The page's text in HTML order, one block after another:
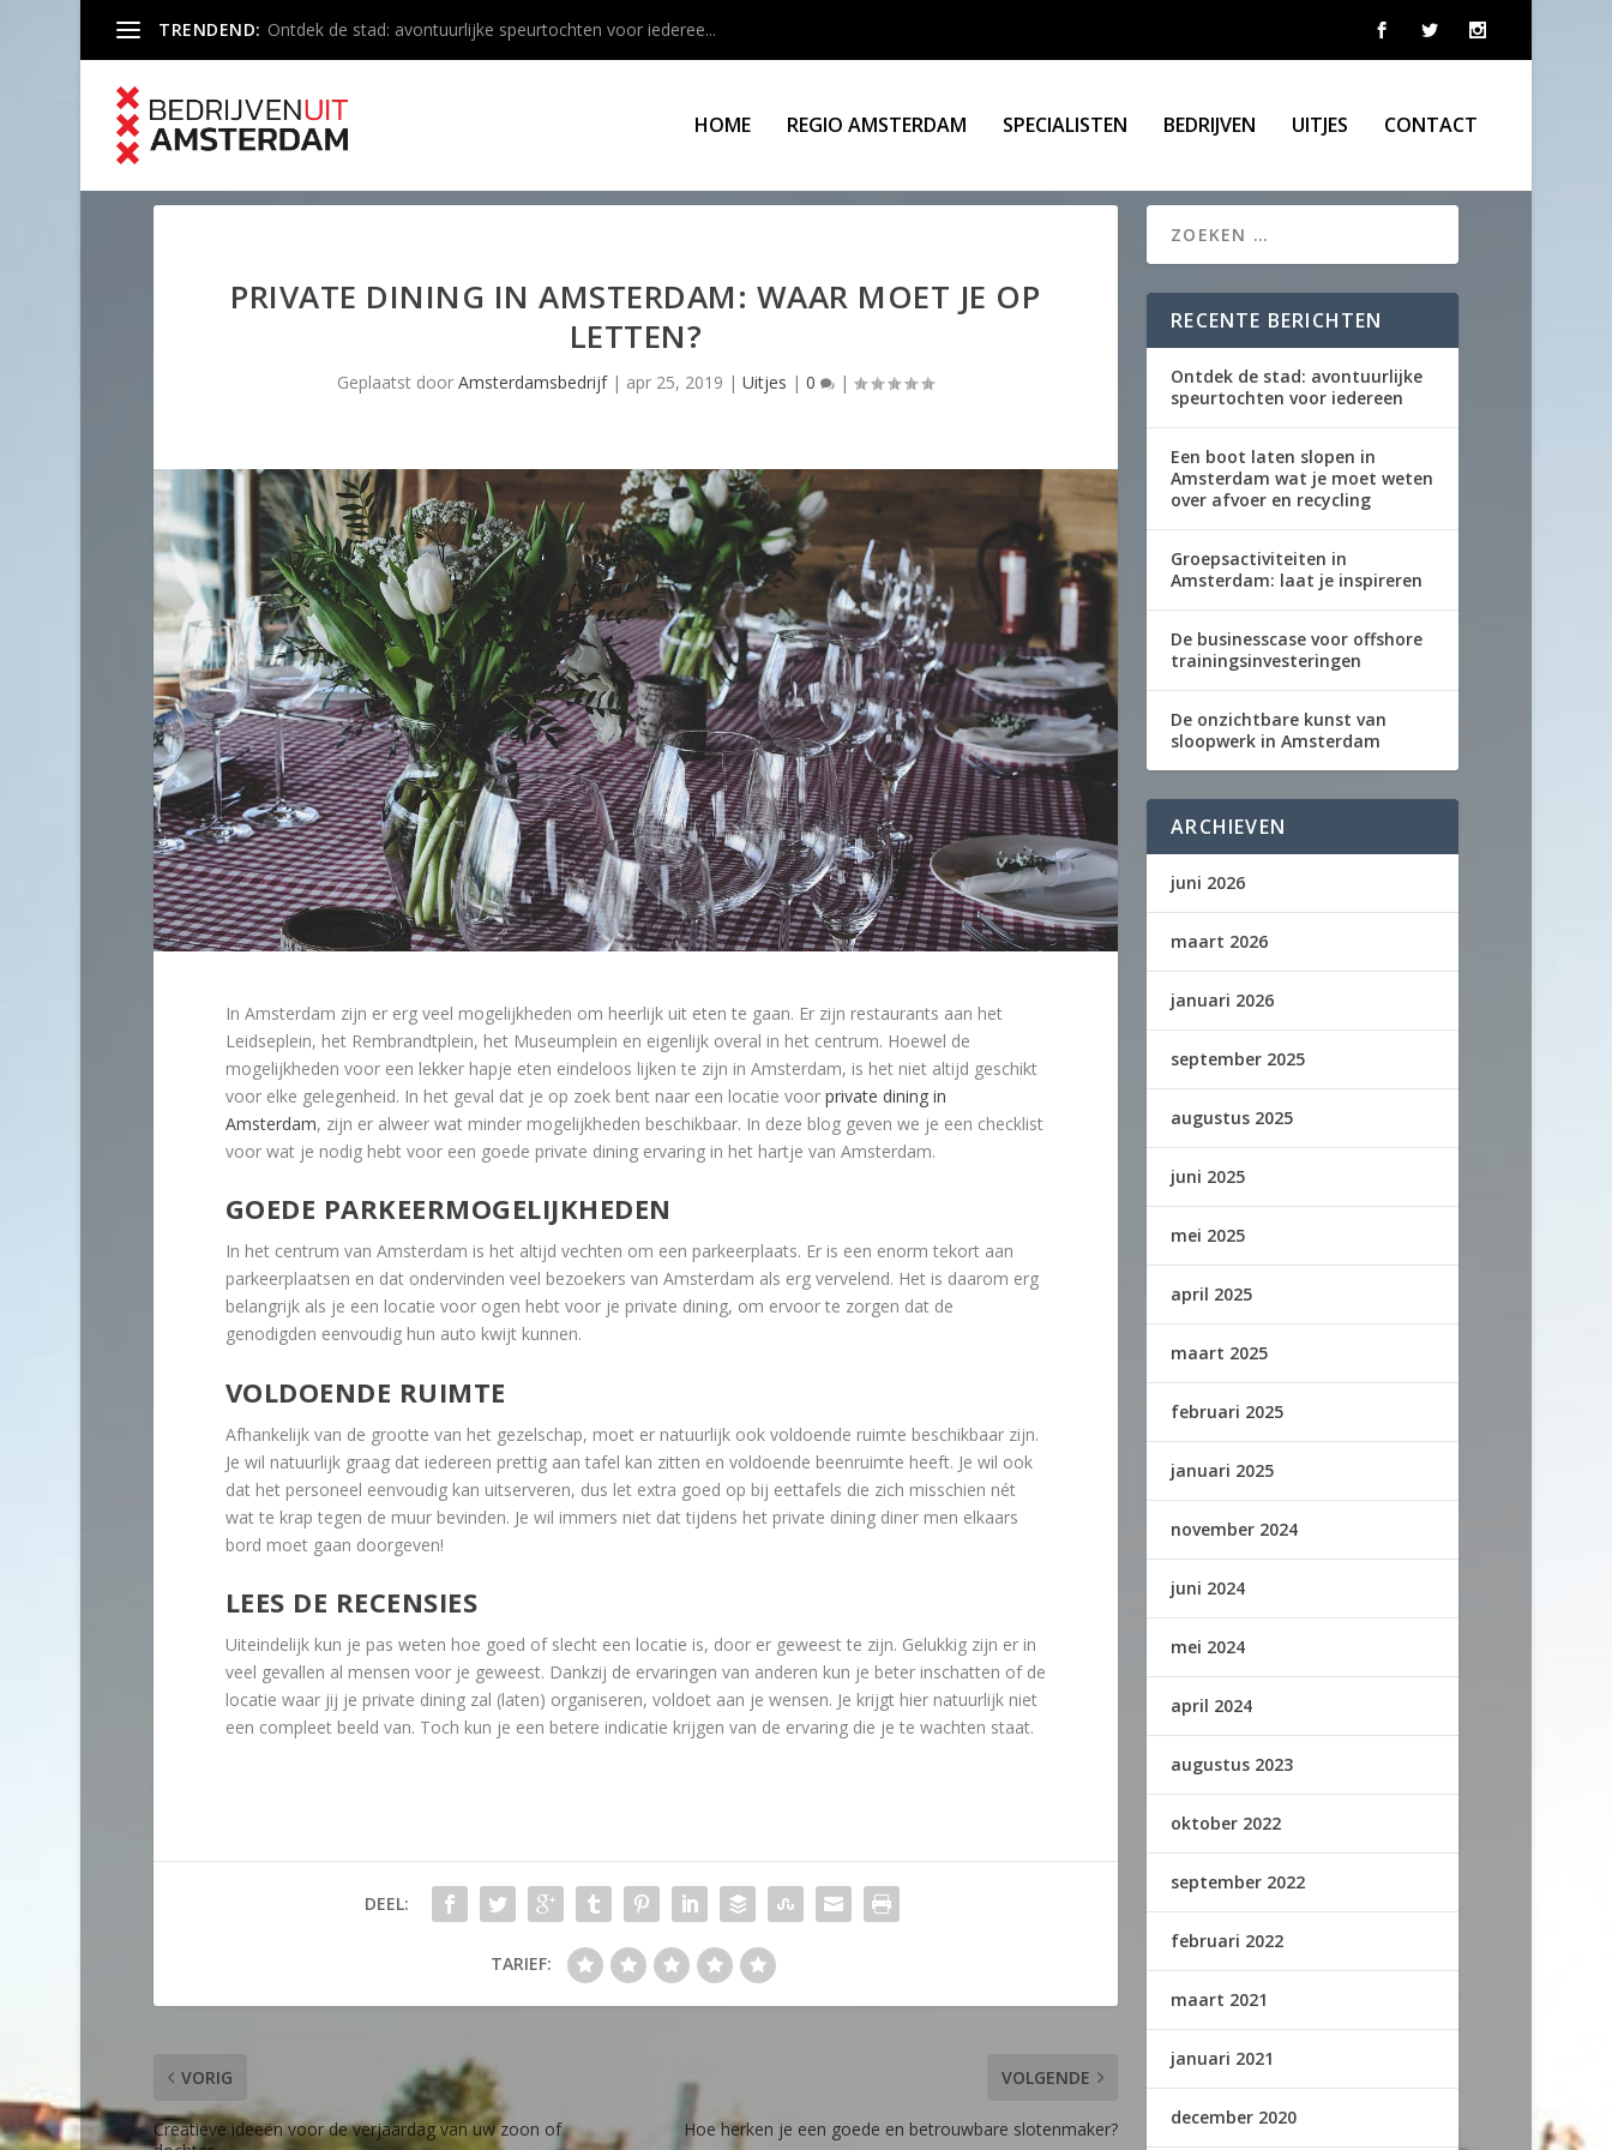
TRENDEND: Ontdek de stad: avontuurlijke speurtochten voor iederee...
HOME REGIO AMSTERDAM SPECIALISTEN BEDRIJVEN UITJES CONTACT
PRIVATE DINING IN AMSTERDAM: WAAR MOET JE OP
LETTEN?
Geplaatst doorAmsterdamsbedrijf| apr 25, 2019 |Uitjes |0 |
In Amsterdam zijn er erg veel mogelijkheden om heerlijk uit eten te gaan. Er zijn restaurants aan het
Leidseplein, het Rembrandtplein, het Museumplein en eigenlijk overal in het centrum. Hoewel de
mogelijkheden voor een lekker hapje eten eindeloos lijken te zijn in Amsterdam, is het niet altijd geschikt
voor elke gelegenheid. In het geval dat je op zoek bent naar een locatie voor private dining in
Amsterdam, zijn er alweer wat minder mogelijkheden beschikbaar. In deze blog geven we je een checklist
voor wat je nodig hebt voor een goede private dining ervaring in het hartje van Amsterdam.
GOEDE PARKEERMOGELIJKHEDEN
In het centrum van Amsterdam is het altijd vechten om een parkeerplaats. Er is een enorm tekort aan
parkeerplaatsen en dat ondervinden veel bezoekers van Amsterdam als erg vervelend. Het is daarom erg
belangrijk als je een locatie voor ogen hebt voor je private dining, om ervoor te zorgen dat de
genodigden eenvoudig hun auto kwijt kunnen.
VOLDOENDE RUIMTE
Afhankelijk van de grootte van het gezelschap, moet er natuurlijk ook voldoende ruimte beschikbaar zijn.
Je wil natuurlijk graag dat iedereen prettig aan tafel kan zitten en voldoende beenruimte heeft. Je wil ook
dat het personeel eenvoudig kan uitserveren, dus let extra goed op bij eettafels die zich misschien nét
wat te krap tegen de muur bevinden. Je wil immers niet dat tijdens het private dining diner men elkaars
bord moet gaan doorgeven!
LEES DE RECENSIES
Uiteindelijk kun je pas weten hoe goed of slecht een locatie is, door er geweest te zijn. Gelukkig zijn er in
veel gevallen al mensen voor je geweest. Dankzij de ervaringen van anderen kun je beter inschatten of de
locatie waar jij je private dining zal (laten) organiseren, voldoet aan je wensen. Je krijgt hier natuurlijk niet
een compleet beeld van. Toch kun je een betere indicatie krijgen van de ervaring die je te wachten staat.
DEEL:
TARIEF:
VORIG
Creatieve ideeën voor de verjaardag van uw zoon of
VOLGENDE
Hoe herken je een goede en betrouwbare slotenmaker?
RECENTE BERICHTEN
Ontdek de stad: avontuurlijke
speurtochten voor iedereen
Een boot laten slopen in
Amsterdam wat je moet weten
over afvoer en recycling
Groepsactiviteiten in
Amsterdam: laat je inspireren
De businesscase voor offshore
trainingsinvesteringen
De onzichtbare kunst van
sloopwerk in Amsterdam
ARCHIEVEN
juni 2026
maart 2026
januari 2026
september 2025
augustus 2025
juni 2025
mei 2025
april 2025
maart 2025
februari 2025
januari 2025
november 2024
juni 2024
mei 2024
april 2024
augustus 2023
oktober 2022
september 2022
februari 2022
maart 2021
januari 2021
december 2020